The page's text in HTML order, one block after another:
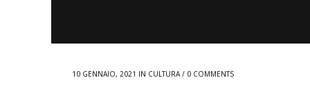
10 GENNAIO, 2021 IN CULTURA/ 0 COMMENTS